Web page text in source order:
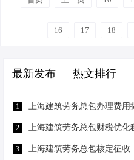
个备
在有
份证复
以申
惠政策
供免费
际办公
公司之
润达到
16 17 18
最新发布 热文排行
1 上海建筑劳务总包办理费用揭秘：0元注册
2 上海建筑劳务总包财税优化秘籍！0元办资质
3 上海建筑劳务总包核定征收：节税新策略，助